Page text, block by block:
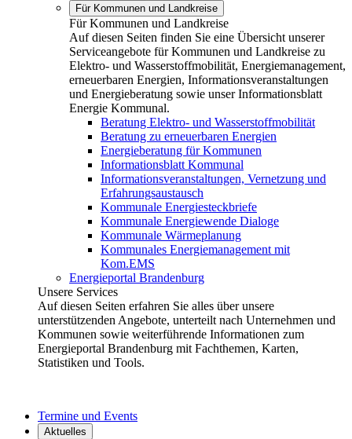
Für Kommunen und Landkreise
Für Kommunen und Landkreise
Auf diesen Seiten finden Sie eine Übersicht unserer
Serviceangebote für Kommunen und Landkreise zu
Elektro- und Wasserstoffmobilität, Energiemanagement,
erneuerbaren Energien, Informationsveranstaltungen
und Energieberatung sowie unser Informationsblatt
Energie Kommunal.
Beratung Elektro- und Wasserstoffmobilität
Beratung zu erneuerbaren Energien
Energieberatung für Kommunen
Informationsblatt Kommunal
Informationsveranstaltungen, Vernetzung und
Erfahrungsaustausch
Kommunale Energiesteckbriefe
Kommunale Energiewende Dialoge
Kommunale Wärmeplanung
Kommunales Energiemanagement mit
Kom.EMS
Energieportal Brandenburg
Unsere Services
Auf diesen Seiten erfahren Sie alles über unsere
unterstützenden Angebote, unterteilt nach Unternehmen und
Kommunen sowie weiterführende Informationen zum
Energieportal Brandenburg mit Fachthemen, Karten,
Statistiken und Tools.
Termine und Events
Aktuelles